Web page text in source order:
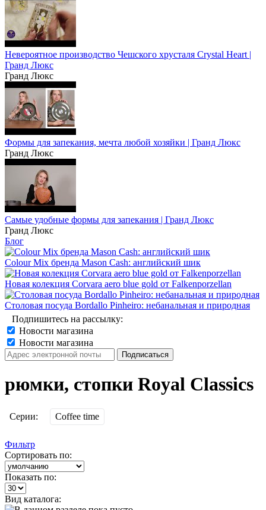
Невероятное производство Чешского хрусталя Crystal Heart |
Гранд Люкс
Гранд Люкс
Формы для запекания, мечта любой хозяйки | Гранд Люкс
Гранд Люкс
Самые удобные формы для запекания | Гранд Люкс
Гранд Люкс
Блог
Colour Mix бренда Mason Cash: английский шик
Новая колекция Corvara aero blue gold от Falkenporzellan
Столовая посуда Bordallo Pinheiro: небанальная и природная
Подпишитесь на рассылку:
Новости магазина
Новости магазина
рюмки, стопки Royal Classics
Серии: Coffee time
Фильтр
Сортировать по:
Показать по:
Вид каталога: